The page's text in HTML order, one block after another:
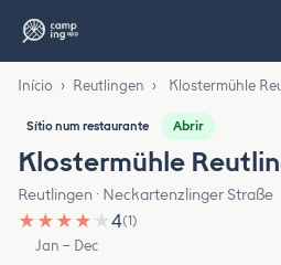
Início › Reutlingen › Klostermühle
Sítio num restaurante Abrir
Klostermühle
Reutlingen · Neckartenzlinger Straße
★ ★ ★ ★ ★4(1)
Jan – Dec